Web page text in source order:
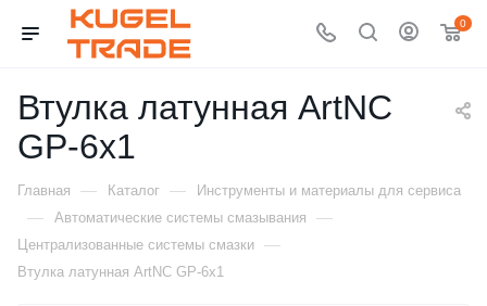
0
Втулка латунная ArtNC
GP-6x1
Главная — Каталог — Инструменты и материалы для сервиса
— Автоматические системы смазывания —
Централизованные системы смазки —
Втулка латунная ArtNC GP-6x1